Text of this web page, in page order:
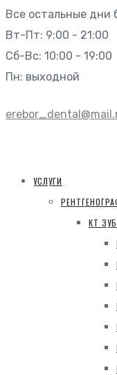
Все остальные дни
Вт-Пт: 9:00 - 21:00
Сб-Вс: 10:00 - 19:00
Пн: выходной
УСЛУГИ
КТ